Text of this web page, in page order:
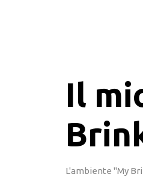
Il
L'ambiente "My